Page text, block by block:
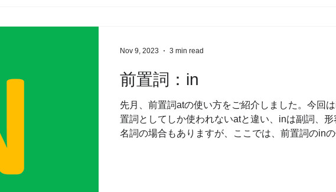
前置詞：in
先月、前置詞atの使い方をご紹介しました。今回
置詞としてしか使われないatと違い、inは副詞、形
名詞の場合もありますが、ここでは、前置詞のin
Nov 9, 2023 3 min read